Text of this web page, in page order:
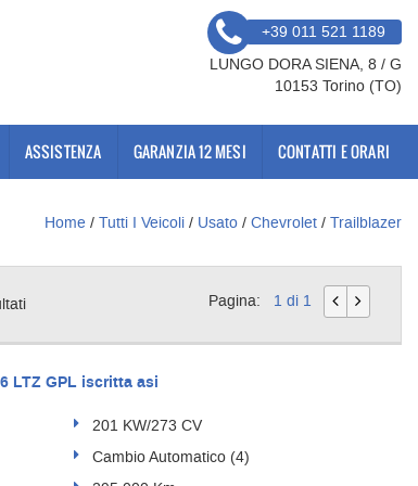
+39 011 521 1189
LUNGO DORA SIENA, 8 / G
10153 Torino (TO)
ASSISTENZA GARANZIA 12 MESI CONTATTI E ORARI
Home / Tutti I Veicoli / Usato / Chevrolet / Trailblazer
Pagina: 1 di 1
LTZ GPL iscritta asi
201 KW/273 CV
Cambio Automatico (4)